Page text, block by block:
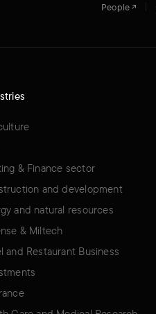
People
& Finance sector
and development
and natural resources
& Miltech
and Restaurant Business